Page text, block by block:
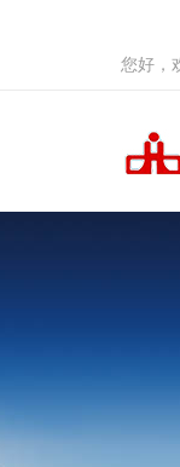
您好，